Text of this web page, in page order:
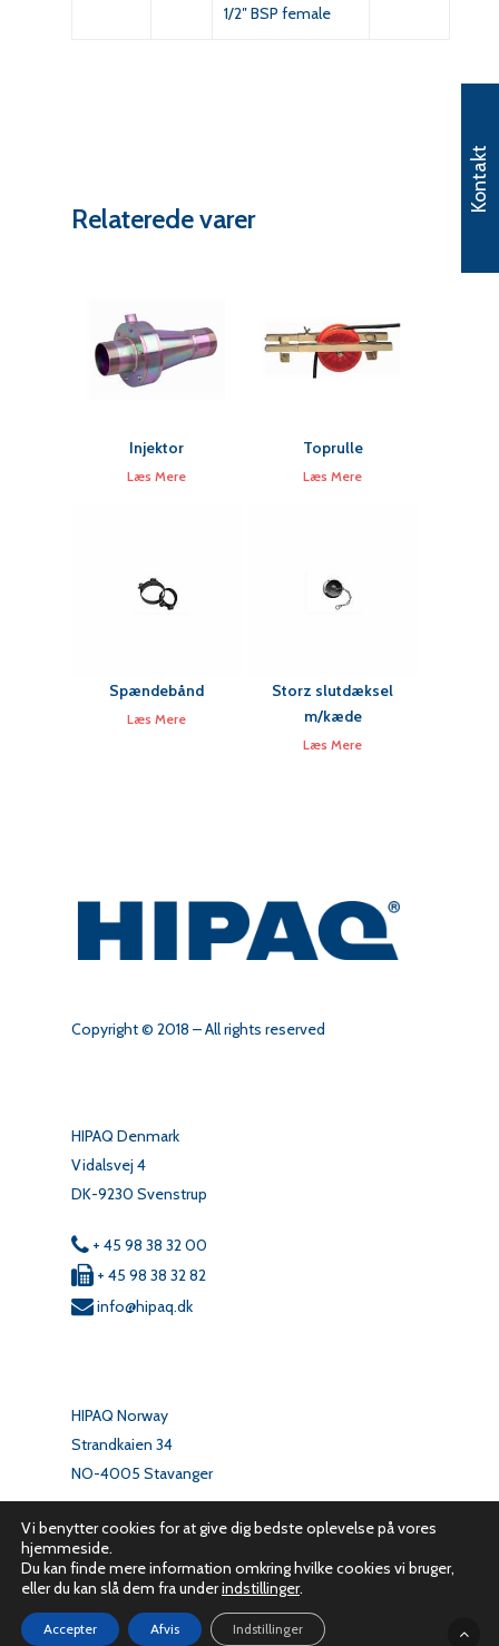
1/2″ BSP female
Relaterede varer
Injektor
Læs Mere
Toprulle
Læs Mere
Spændebånd
Læs Mere
Storz slutdæksel
m/kæde
Læs Mere
Copyright © 2018 – All rights reserved
HIPAQ Denmark
Vidalsvej 4
DK-9230 Svenstrup
+ 45 98 38 32 00
+ 45 98 38 32 82
info@hipaq.dk
HIPAQ Norway
Strandkaien 34
NO-4005 Stavanger
+ 47 33 04 02 50
info@hipaq.no
Kontakt
Vi benytter cookies for at give dig bedste oplevelse på vores
hjemmeside.
Du kan finde mere information omkring hvilke cookies vi bruger,
eller du kan slå dem fra underindstillinger.
Accepter Afvis Indstillinger